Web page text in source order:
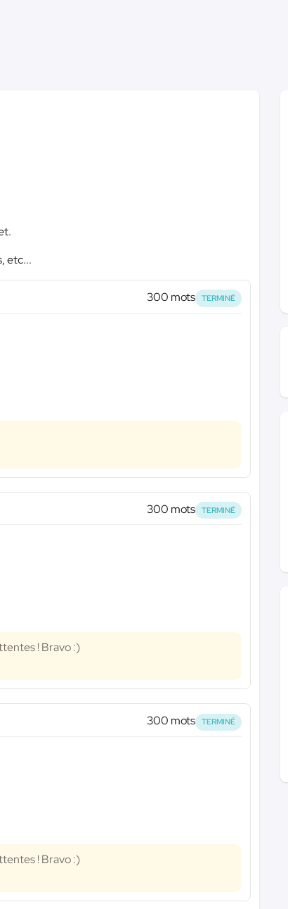
etc...
300 mots TERMINÉ
300 mots TERMINÉ
! Bravo :)
300 mots TERMINÉ
! Bravo :)